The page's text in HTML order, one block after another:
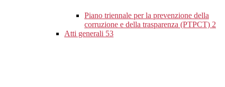
Piano triennale per la prevenzione della
corruzione e della trasparenza (PTPCT) 2
Atti generali 53